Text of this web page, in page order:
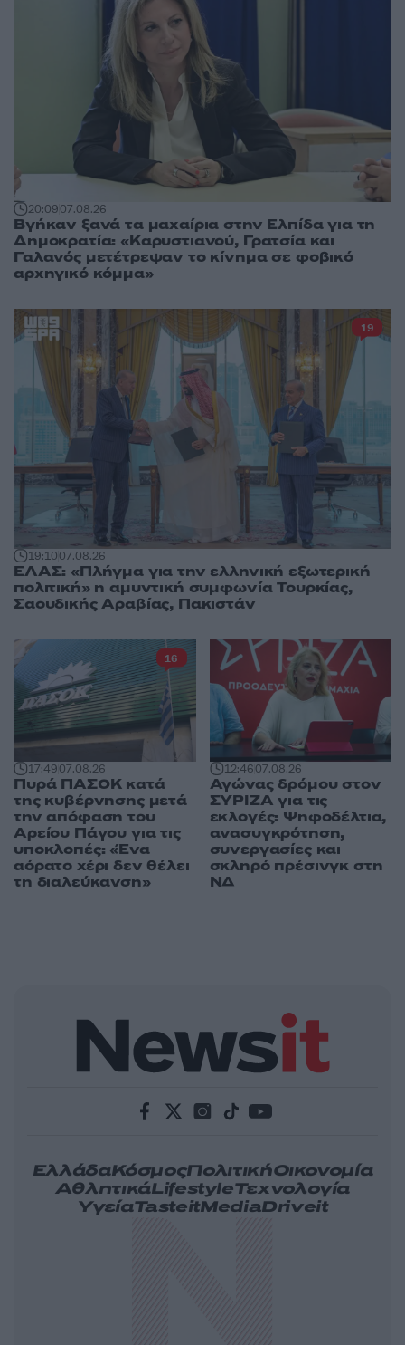
20:0907.08.26
Βγήκαν ξανά τα μαχαίρια στην Ελπίδα για τη
Δημοκρατία: «Καρυστιανού, Γρατσία και
Γαλανός μετέτρεψαν το κίνημα σε φοβικό
αρχηγικό κόμμα»
19:1007.08.26
ΕΛΑΣ: «Πλήγμα για την ελληνική εξωτερική
πολιτική» η αμυντική συμφωνία Τουρκίας,
Σαουδικής Αραβίας, Πακιστάν
19
17:4907.08.26
Πυρά ΠΑΣΟΚ κατά
της κυβέρνησης μετά
την απόφαση του
Αρείου Πάγου για τις
υποκλοπές: «Ένα
αόρατο χέρι δεν θέλει
τη διαλεύκανση»
16
12:4607.08.26
Αγώνας δρόμου στον
ΣΥΡΙΖΑ για τις
εκλογές: Ψηφοδέλτια,
ανασυγκρότηση,
συνεργασίες και
σκληρό πρέσινγκ στη
ΝΔ
ΕλλάδαΚόσμοςΠολιτικήΟικονομία
ΑθλητικάLifestyleΤεχνολογία
ΥγείαTasteitMediaDriveit